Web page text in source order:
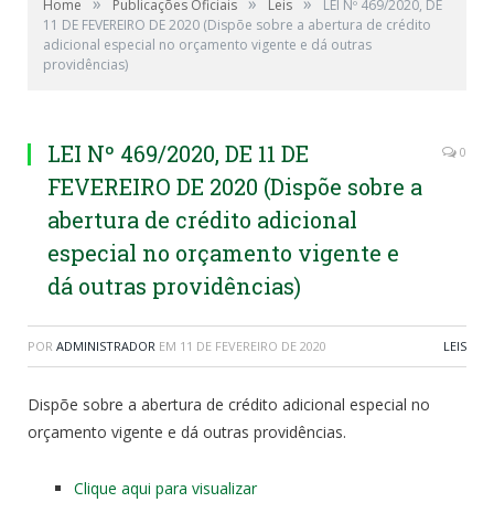
Home Publicações Oficiais Leis
LEI Nº 469/2020, DE
11 DE FEVEREIRO DE 2020 (Dispõe sobre a abertura de crédito
adicional especial no orçamento vigente e dá outras
providências)
LEI Nº 469/2020, DE 11 DE
FEVEREIRO DE 2020 (Dispõe sobre a
abertura de crédito adicional
especial no orçamento vigente e
dá outras providências)
0
POR ADMINISTRADOR EM 11 DE FEVEREIRO DE 2020 LEIS
Dispõe sobre a abertura de crédito adicional especial no
orçamento vigente e dá outras providências.
Clique aqui para visualizar